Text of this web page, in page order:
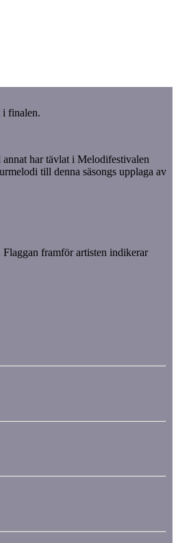
i finalen.
har tävlat i Melodifestivalen
till denna säsongs upplaga av
framför artisten indikerar